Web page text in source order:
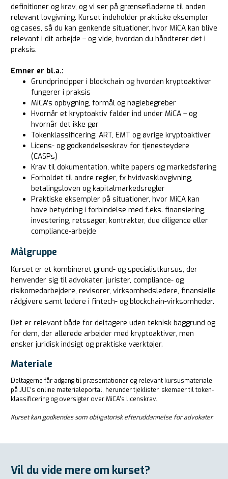
definitioner og krav, og vi ser på grænsefladerne til anden
relevant lovgivning. Kurset indeholder praktiske eksempler
og cases, så du kan genkende situationer, hvor MiCA kan blive
relevant i dit arbejde – og vide, hvordan du håndterer det i
praksis.
Emner er bl.a.:
Grundprincipper i blockchain og hvordan kryptoaktiver
fungerer i praksis
MiCA’s opbygning, formål og nøglebegreber
Hvornår et kryptoaktiv falder ind under MiCA – og
hvornår det ikke gør
Tokenklassificering: ART, EMT og øvrige kryptoaktiver
Licens- og godkendelseskrav for tjenesteydere
(CASPs)
Krav til dokumentation, white papers og markedsføring
Forholdet til andre regler, fx hvidvasklovgivning,
betalingsloven og kapitalmarkedsregler
Praktiske eksempler på situationer, hvor MiCA kan
have betydning i forbindelse med f.eks. finansiering,
investering, retssager, kontrakter, due diligence eller
compliance-arbejde
Målgruppe
Kurset er et kombineret grund- og specialistkursus, der
henvender sig til advokater, jurister, compliance- og
risikomedarbejdere, revisorer, virksomhedsledere, finansielle
rådgivere samt ledere i fintech- og blockchain-virksomheder.
Det er relevant både for deltagere uden teknisk baggrund og
for dem, der allerede arbejder med kryptoaktiver, men
ønsker juridisk indsigt og praktiske værktøjer.
Materiale
Deltagerne får adgang til præsentationer og relevant kursusmateriale
på JUC’s online materialeportal, herunder tjeklister, skemaer til token-
klassificering og oversigter over MiCA’s licenskrav.
Kurset kan godkendes som obligatorisk efteruddannelse for advokater.
Vil du vide mere om kurset?